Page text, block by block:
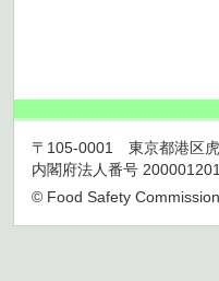
〒105-0001 東京都港区
内閣府法人番号
© Food Safety